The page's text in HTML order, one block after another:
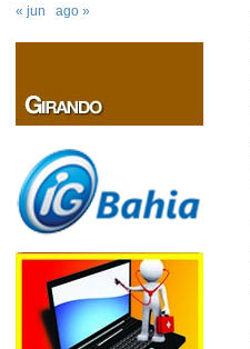
« jun
ago »